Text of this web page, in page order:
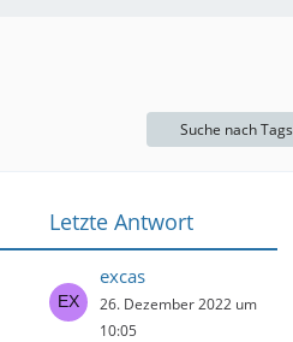
Suche nach Tags
Letzte Antwort
excas
26. Dezember 2022 um
10:05